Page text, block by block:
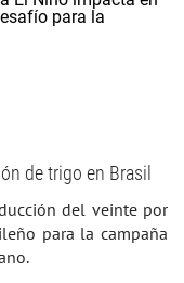
de trigo en Brasil
del veinte por
para la campaña